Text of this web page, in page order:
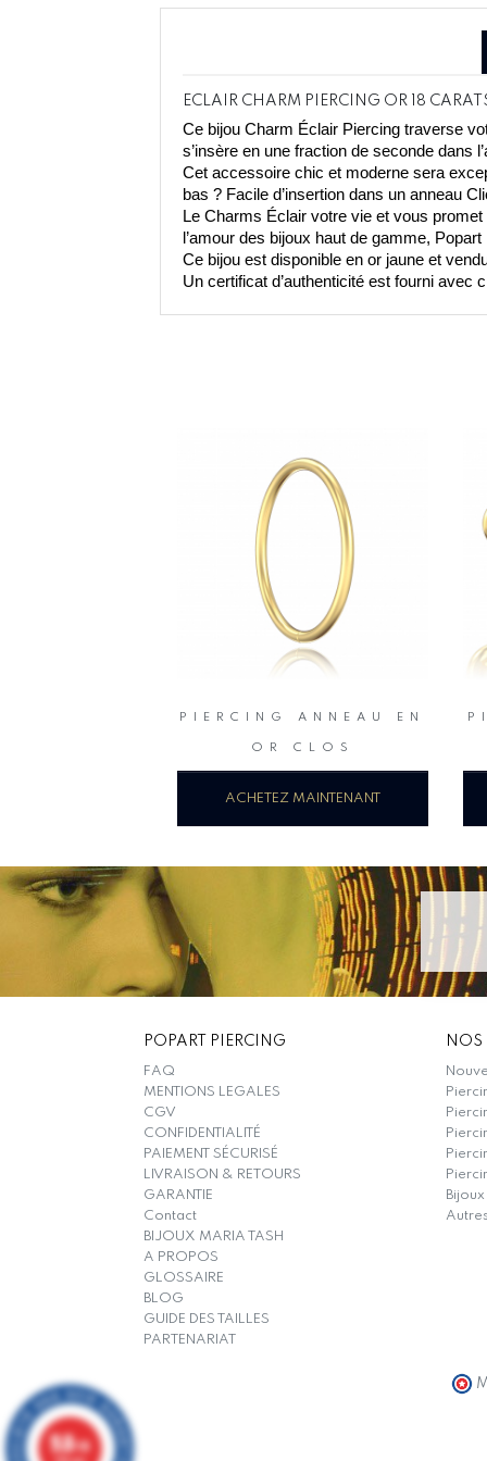
ECLAIR CHARM PIERCING OR 18
Ce bijou Charm Éclair Piercing traverse
s’insère en une fraction de seconde dans
Cet accessoire chic et moderne sera
bas ? Facile d’insertion dans un anneau
Le Charms Éclair votre vie et vous
l’amour des bijoux haut de gamme,
Ce bijou est disponible en or jaune et
Un certificat d’authenticité est fourni avec
PIERCING ANNEAU EN
OR CLOS
ACHETEZ MAINTENANT
POPART PIERCING
FAQ
MENTIONS LEGALES
CGV
CONFIDENTIALITÉ
PAIEMENT SÉCURISÉ
LIVRAISON & RETOURS
GARANTIE
Contact
BIJOUX MARIA TASH
A PROPOS
GLOSSAIRE
BLOG
GUIDE DES TAILLES
PARTENARIAT
NOS
9.8/10